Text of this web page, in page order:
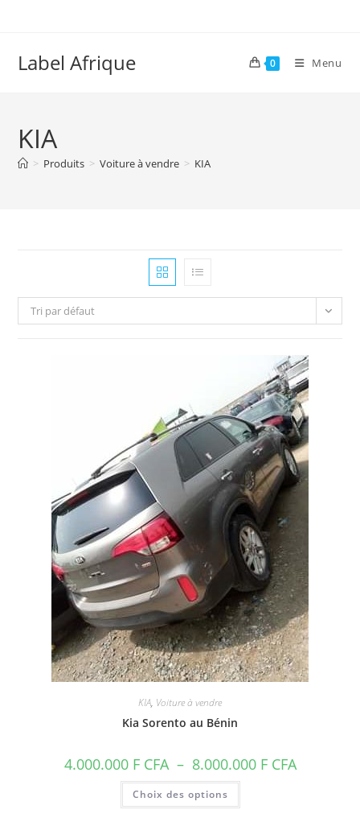
Label Afrique 0 Menu
KIA
> Produits > Voiture à vendre > KIA
Tri par défaut
KIA, Voiture à vendre
Kia Sorento au Bénin
4.000.000 F CFA – 8.000.000 F CFAPlage
de
Choix des options
Ce
a